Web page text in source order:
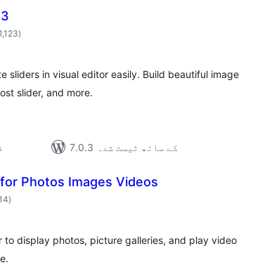
مجموعی
درجہ
)
sliders in visual editor easily. Build beautiful image
slider, and more.
7.0.3 کے ساتھ ٹیسٹ شدہ
Photos Images Videos
مجموعی
درجہ
)
to display photos, picture galleries, and play video